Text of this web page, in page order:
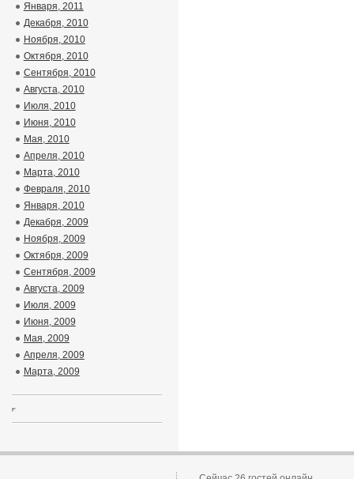
Января, 2011
Декабря, 2010
Ноября, 2010
Октября, 2010
Сентября, 2010
Августа, 2010
Июля, 2010
Июня, 2010
Мая, 2010
Апреля, 2010
Марта, 2010
Февраля, 2010
Января, 2010
Декабря, 2009
Ноября, 2009
Октября, 2009
Сентября, 2009
Августа, 2009
Июля, 2009
Июня, 2009
Мая, 2009
Апреля, 2009
Марта, 2009